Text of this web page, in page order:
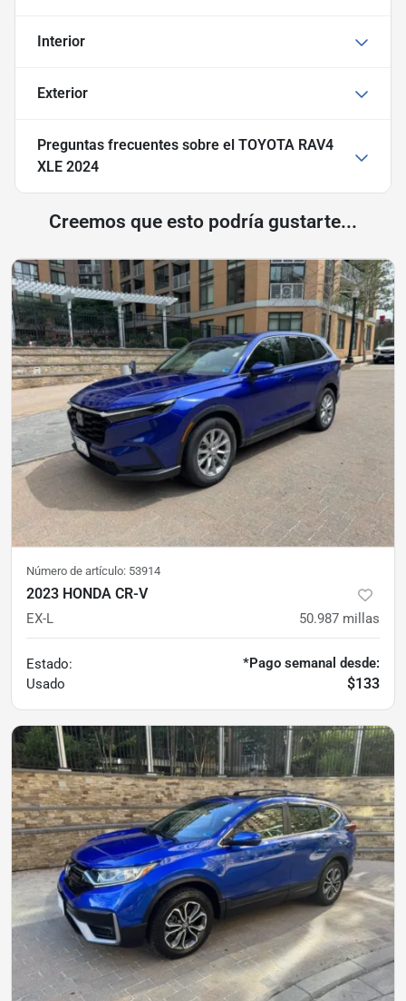
Interior
Exterior
Preguntas frecuentes sobre el TOYOTA RAV4
XLE 2024
Creemos que esto podría gustarte...
Número de artículo: 53914
2023 HONDA CR-V
EX-L 50.987 millas
Estado:
Usado
*Pago semanal desde:
$133